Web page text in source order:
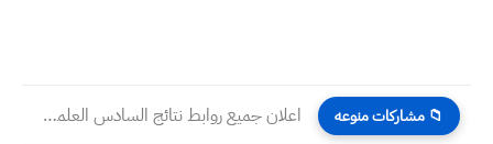
📁 مشاركات منوعه اعلان جميع روابط نتائج السادس العلمي والادبي والمهني 2023/2022 دور...